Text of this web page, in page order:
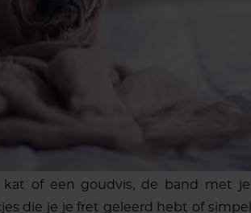
of een goudvis, de band met
die je je fret geleerd hebt of